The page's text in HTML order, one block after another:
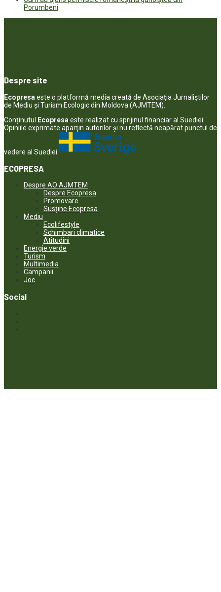
Porumbeni
Despre site
Ecopresa este o platformă media creată de Asociația Jurnaliștilor
de Mediu și Turism Ecologic din Moldova (AJMTEM).
Conținutul Ecopresa este realizat cu sprijinul financiar al Suediei.
Opiniile exprimate aparţin autorilor şi nu reflectă neapărat punctul de
vedere al Suediei.
ECOPRESA
Despre AO AJMTEM
Despre Ecopresa
Promovare
Susține Ecopresa
Mediu
Ecolifestyle
Schimbari climatice
Atitudini
Energie verde
Turism
Multimedia
Campanii
Joc
Social